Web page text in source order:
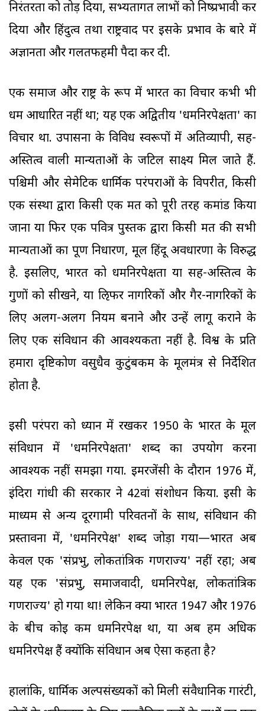
निरंतरता को तोड़ दिया, सभ्यतागत लाभों को निष्प्रभावी कर
दिया और हिंदुत्व तथा राष्ट्रवाद पर इसके प्रभाव के बारे में
अज्ञानता और गलतफहमी पैदा कर दी.
एक समाज और राष्ट्र के रूप में भारत का विचार कभी भी
धर्म आधारित नहीं था; यह एक अद्वितीय 'धर्मनिरपेक्षता' का
विचार था. उपासना के विविध स्वरूपों में अतिव्यापी, सह-
अस्तित्व वाली मान्यताओं के जटिल साक्ष्य मिल जाते हैं.
पश्चिमी और सेमेटिक धार्मिक परंपराओं के विपरीत, किसी
एक संस्था द्वारा किसी एक मत को पूरी तरह कमांड किया
जाना या फिर एक पवित्र पुस्तक द्वारा किसी मत की सभी
मान्यताओं का पूर्ण निर्धारण, मूल हिंदू अवधारणा के विरुद्ध
है. इसलिए, भारत को धर्मनिरपेक्षता या सह-अस्तित्व के
गुणों को सीखने, या ऌिफर नागरिकों और गैर-नागरिकों के
लिए अलग-अलग नियम बनाने और उन्हें लागू कराने के
लिए एक संविधान की आवश्यकता नहीं है. विश्व के प्रति
हमारा दृष्टिकोण वसुधैव कुटुंबकम के मूलमंत्र से निर्देशित
होता है.
इसी परंपरा को ध्यान में रखकर 1950 के भारत के मूल
संविधान में 'धर्मनिरपेक्षता' शब्द का उपयोग करना
आवश्यक नहीं समझा गया. इमरजेंसी के दौरान 1976 में,
इंदिरा गांधी की सरकार ने 42वां संशोधन किया. इसी के
माध्यम से अन्य दूरगामी परिवर्तनों के साथ, संविधान की
प्रस्तावना में, 'धर्मनिरपेक्ष' शब्द जोड़ा गया—भारत अब
केवल एक 'संप्रभु, लोकतांत्रिक गणराज्य' नहीं रहा; अब
यह एक 'संप्रभु, समाजवादी, धर्मनिरपेक्ष, लोकतांत्रिक
गणराज्य' हो गया था! लेकिन क्या भारत 1947 और 1976
के बीच कोई कम धर्मनिरपेक्ष था, या अब हम अधिक
धर्मनिरपेक्ष हैं क्योंकि संविधान अब ऐसा कहता है?
हालांकि, धार्मिक अल्पसंख्यकों को मिली संवैधानिक गारंटी,